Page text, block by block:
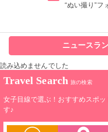
“ぬい撮り”フ
ニュースラ
読み込めませんでした
Travel Search 旅の検索
女子目線で選ぶ！おすすめスポ
す♪